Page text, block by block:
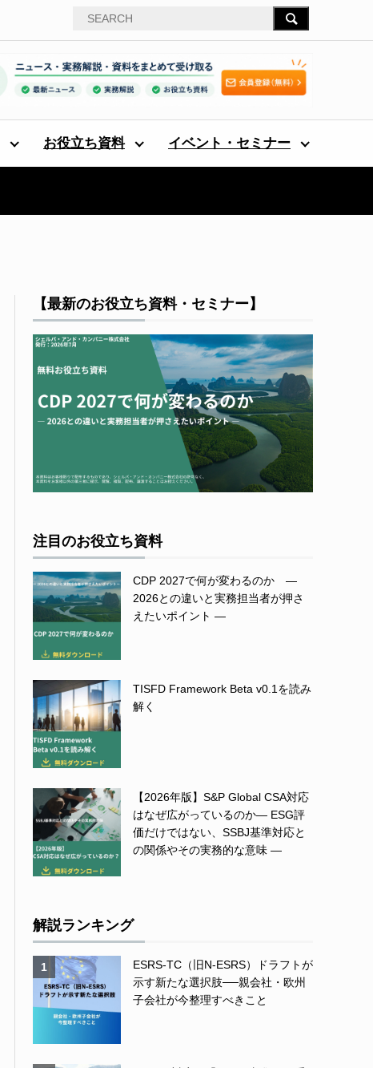
お役立ち資料 イベント・セミナー
【最新のお役立ち資料・セミナー】
注目のお役立ち資料
CDP 2027で何が変わるのか ―
2026との違いと実務担当者が押さ
えたいポイント ―
TISFD Framework Beta v0.1を読み
解く
【2026年版】S&P Global CSA対応
はなぜ広がっているのか― ESG評
価だけではない、SSBJ基準対応と
の関係やその実務的な意味 ―
解説ランキング
1
ESRS-TC（旧N-ESRS）ドラフトが
示す新たな選択肢──親会社・欧州
子会社が今整理すべきこと